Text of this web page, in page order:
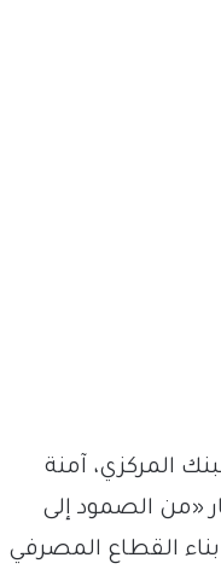
المركزي، آمنة
«من الصمود إلى
القطاع المصرفي